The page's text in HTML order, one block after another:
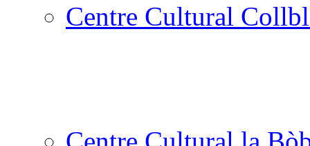
Centre Cultural